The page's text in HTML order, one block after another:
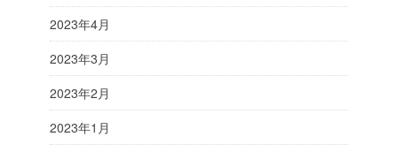
2023年4月
2023年3月
2023年2月
2023年1月